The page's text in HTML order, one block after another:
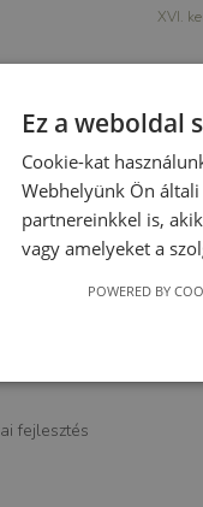
XVI.
fejlesztés
Ez a weboldal
Cookie-kat
Webhelyünk Ön
partnereinkkel is,
vagy amelyeket a
POWERED BY